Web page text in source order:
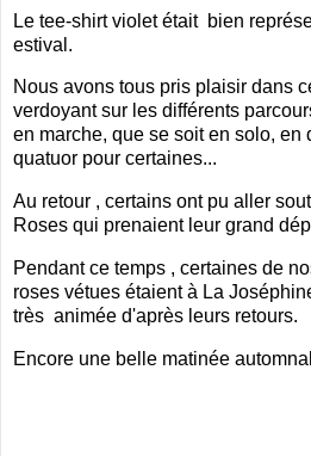
Le tee-shirt violet était bien
estival.
Nous avons tous pris plaisir dans
verdoyant sur les différents
en marche, que se soit en solo, en
quatuor pour certaines...
Au retour , certains ont pu aller
Roses qui prenaient leur grand
Pendant ce temps , certaines de
roses vétues étaient à La
très animée d'après leurs retours.
Encore une belle matinée